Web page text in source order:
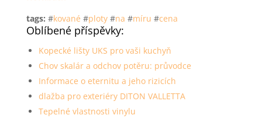
tags: #kované #ploty#na #míru #cena
Oblíbené příspěvky:
Kopecké lišty UKS pro vaši kuchyň
Chov skalár a odchov potěru: průvodce
Informace o eternitu a jeho rizicích
dlažba pro exteriéry DITON VALLETTA
Tepelné vlastnosti vinylu